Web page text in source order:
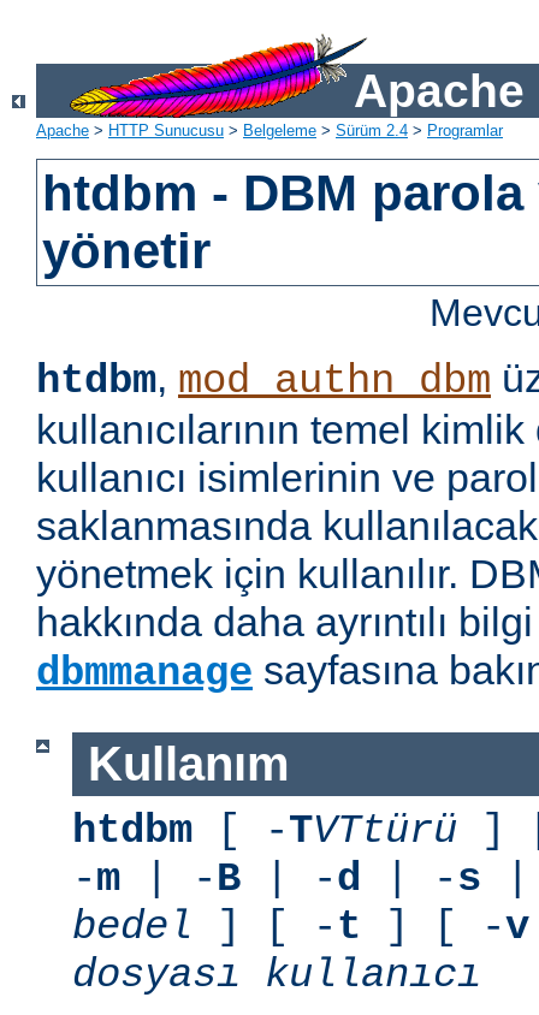
Apache
Apache > HTTP Sunucusu > Belgeleme > Sürüm 2.4 > Programlar
htdbm - DBM parola
yönetir
htdbm, mod_authn_dbm
kullanıcılarının temel
kullanıcı isimlerinin ve
saklanmasında
yönetmek için kullanılır.
hakkında daha ayrıntılı
dbmmanage sayfasına
Kullanım
htdbm [ -TVTtürü ]
-m | -B | -d | -s
bedel ] [ -t ] [ -v
dosyası
kullanıcı